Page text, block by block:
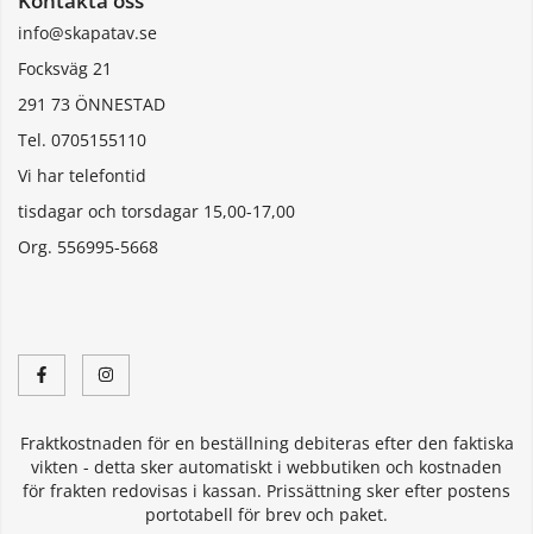
info@skapatav.se
Focksväg 21
291 73 ÖNNESTAD
Tel. 0705155110
Vi har telefontid
tisdagar och torsdagar 15,00-17,00
Org. 556995-5668
Fraktkostnaden för en beställning debiteras efter den faktiska
vikten - detta sker automatiskt i webbutiken och kostnaden
för frakten redovisas i kassan. Prissättning sker efter postens
portotabell för brev och paket.